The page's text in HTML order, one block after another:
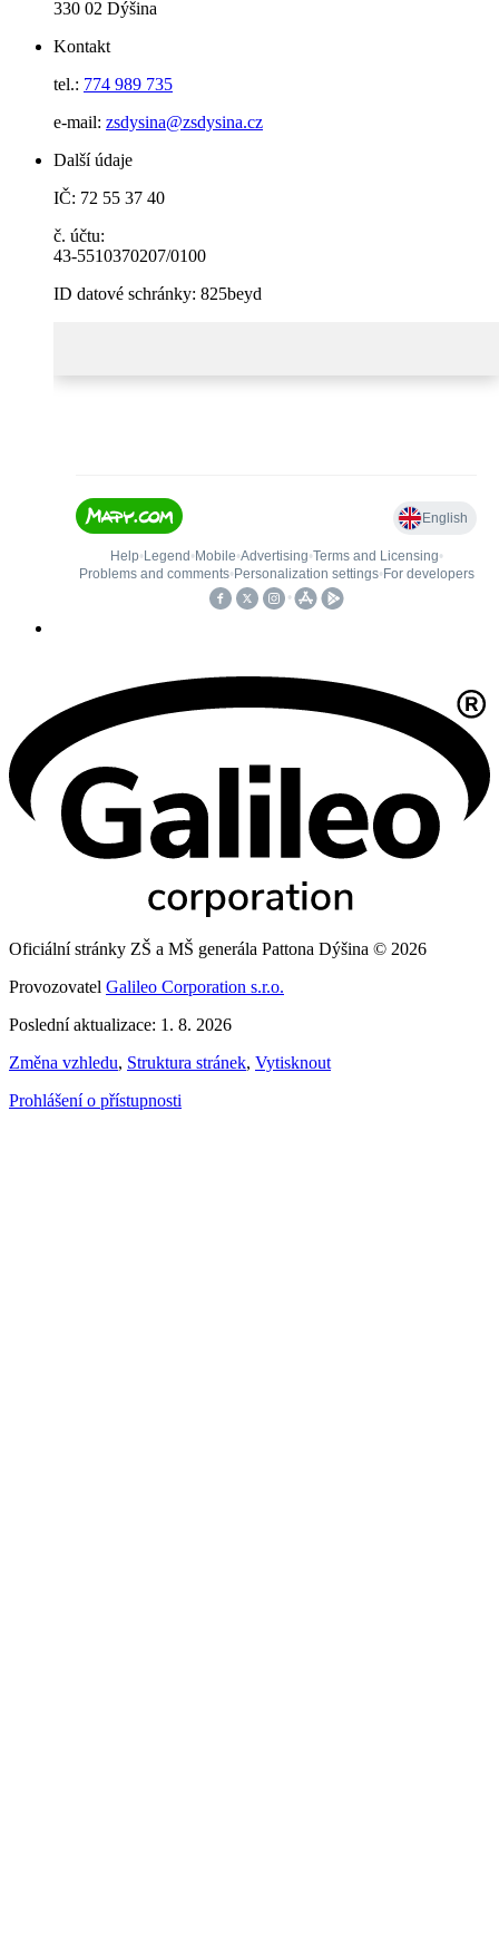
330 02 Dýšina
Kontakt
tel.: 774 989 735
e-mail: zsdysina@zsdysina.cz
Další údaje
IČ: 72 55 37 40
č. účtu:
43-5510370207/0100
ID datové schránky: 825beyd
Oficiální stránky ZŠ a MŠ generála Pattona Dýšina © 2026
Provozovatel Galileo Corporation s.r.o.
Poslední aktualizace: 1. 8. 2026
Změna vzhledu, Struktura stránek, Vytisknout
Prohlášení o přístupnosti